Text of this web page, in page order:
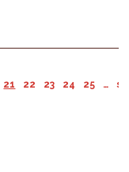
21 22 23 24 25 …